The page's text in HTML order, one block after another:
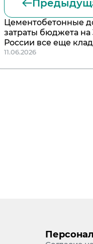
Цементобетонные
затраты бюджета на
России все еще
11.06.2026